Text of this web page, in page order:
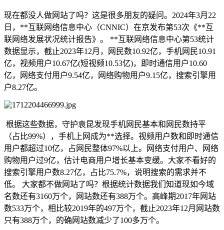
现在都没人做网站了吗？这是很多朋友的疑问。2024年3月22
日，**互联网络信息中心（CNNIC）在京发布第53次《**互
联网络发展状况统计报告》。 **互联网络信息中心第53统计
数据显示，截止2023年12月，网民数10.92亿，手机网民10.91
亿，视频用户10.67亿(短视频10.53亿)，即时通信用户10.60
亿，网络支付用户9.54亿，网络购物用户9.15亿，搜索引擎用
户8.27亿。
根据这些数据，守护袁昆发现手机网民基本和网民数持平
（占比99%），手机上网成为**选择。视频用户数和即时通信
用户都超过10亿，占网民整体97%以上。网络支付用户、网络
购物用户过9亿，估计电商用户增长基本变缓。大家不看好的
搜索引擎用户数8.27亿，占比75.7%，说明搜索的需求并不
低。 大家都不做网站了吗？根据统计数据我们知道现如今域
名数还有3160万个，网站数还有388万个。高峰期2017年网站
数533万个，相比较2019年的497万个，截止2023年12月网站数
只有388万个，的确网站数减少了100多万个。